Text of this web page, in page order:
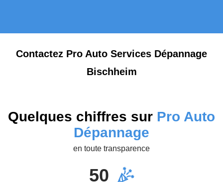
Contactez Pro Auto Services Dépannage
Bischheim
Quelques chiffres sur Pro Auto
Dépannage
en toute transparence
50